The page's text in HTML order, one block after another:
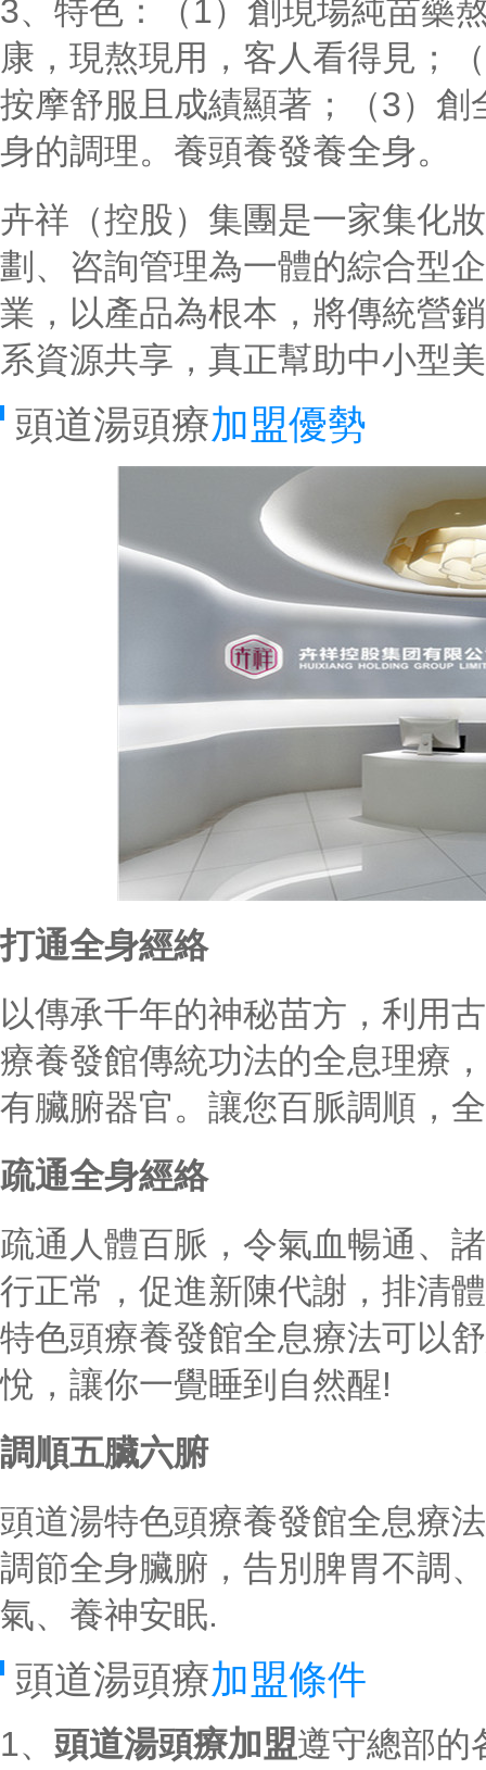
3、特色：（1）創現場純苗藥
康，現熬現用，客人看得見；
按摩舒服且成績顯著；（3）
身的調理。養頭養發養全身。
卉祥（控股）集團是一家集化
劃、咨詢管理為一體的綜合型
業，以產品為根本，將傳統營
系資源共享，真正幫助中小型
頭道湯頭療加盟優勢
打通全身經絡
以傳承千年的神秘苗方，利用
療養發館傳統功法的全息理療
有臟腑器官。讓您百脈調順，
疏通全身經絡
疏通人體百脈，令氣血暢通、
行正常，促進新陳代謝，排清
特色頭療養發館全息療法可以
悅，讓你一覺睡到自然醒!
調順五臟六腑
頭道湯特色頭療養發館全息療
調節全身臟腑，告別脾胃不調
氣、養神安眠.
頭道湯頭療加盟條件
1、 頭道湯頭療加盟遵守總部的